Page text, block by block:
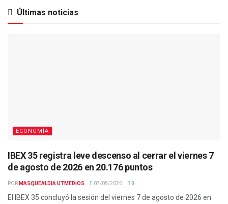
Últimas noticias
ECONOMÍA
IBEX 35 registra leve descenso al cerrar el viernes 7
de agosto de 2026 en 20.176 puntos
POR MASQUEALDIA UTMEDIOS 07/08/2026 0
El IBEX 35 concluyó la sesión del viernes 7 de agosto de 2026 en